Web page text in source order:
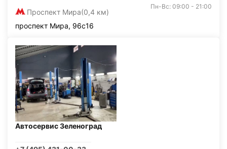
Проспект Мира(0,4 км)
Пн-Вс: 09:00 - 21:00
проспект Мира, 96с16
Автосервис Зеленоград